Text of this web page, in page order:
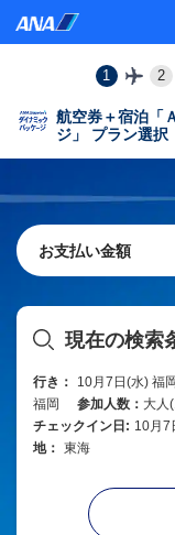
1 2
航空券＋宿泊「
ジ」 プラン選択
お支払い金額
現在の検索
行き： 10月7日(水) 福
福岡
参加人数： 大人
チェックイン日: 10月7
地： 東海